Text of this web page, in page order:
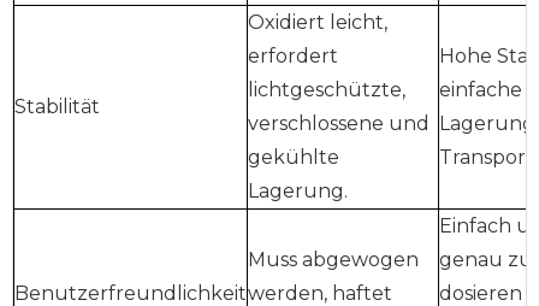
Stabilität
Oxidiert leicht,
erfordert
lichtgeschützte,
verschlossene und
gekühlte
Lagerung.
Hohe
einfache
Transport
Benutzerfreundlichkeit
Muss abgewogen
werden, haftet
Einfach
genau zu
dosieren